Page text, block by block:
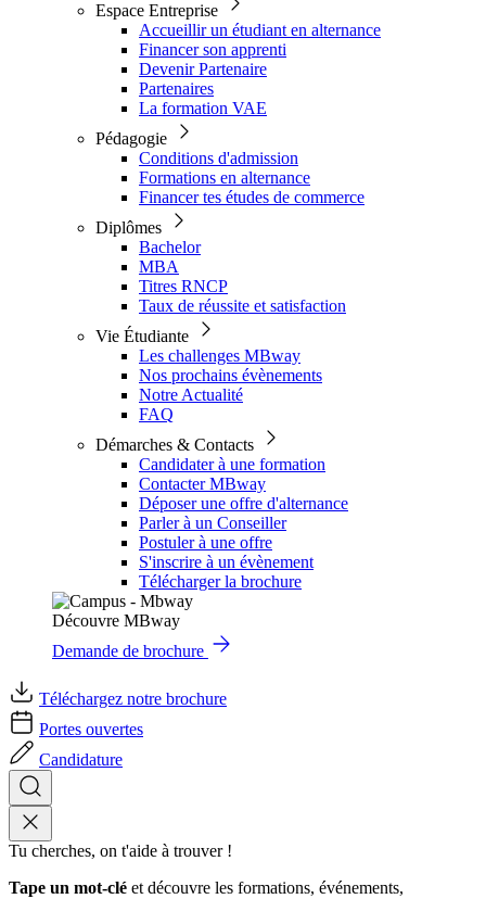
Espace Entreprise
Accueillir un étudiant en alternance
Financer son apprenti
Devenir Partenaire
Partenaires
La formation VAE
Pédagogie
Conditions d'admission
Formations en alternance
Financer tes études de commerce
Diplômes
Bachelor
MBA
Titres RNCP
Taux de réussite et satisfaction
Vie Étudiante
Les challenges MBway
Nos prochains évènements
Notre Actualité
FAQ
Démarches & Contacts
Candidater à une formation
Contacter MBway
Déposer une offre d'alternance
Parler à un Conseiller
Postuler à une offre
S'inscrire à un évènement
Télécharger la brochure
Découvre MBway
Demande de brochure
Téléchargez notre brochure
Portes ouvertes
Candidature
Tu cherches, on t'aide à trouver !
Tape un mot-clé et découvre les formations, événements,